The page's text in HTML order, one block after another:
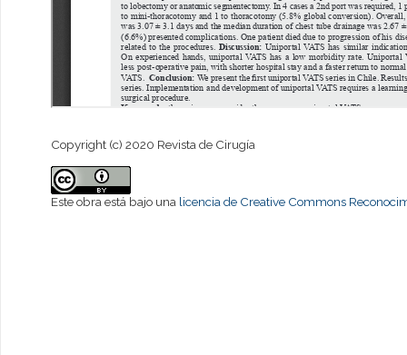
Copyright (c) 2020 Revista de Cirugía
Este obra está bajo una licencia de Creative Commons